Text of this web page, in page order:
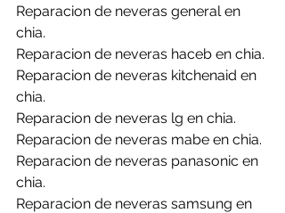
Reparacion de neveras general en
chia.
Reparacion de neveras haceb en chia.
Reparacion de neveras kitchenaid en
chia.
Reparacion de neveras lg en chia.
Reparacion de neveras mabe en chia.
Reparacion de neveras panasonic en
chia.
Reparacion de neveras samsung en